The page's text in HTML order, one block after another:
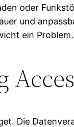
oder
und
ein Problem.
Die